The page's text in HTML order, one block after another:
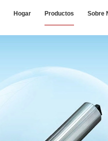
Hogar Productos Sobre